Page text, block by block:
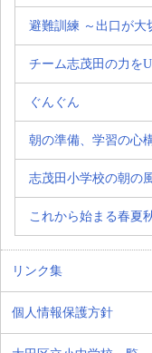
避難訓練 ～出口が大
チーム志茂田の力を
ぐんぐん
朝の準備、学習の心
志茂田小学校の朝の
これから始まる春夏
リンク集
個人情報保護方針